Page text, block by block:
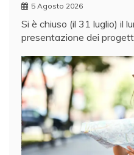
5 Agosto 2026
Si è chiuso (il 31 luglio) il
presentazione dei